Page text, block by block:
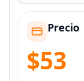
Precio
$53